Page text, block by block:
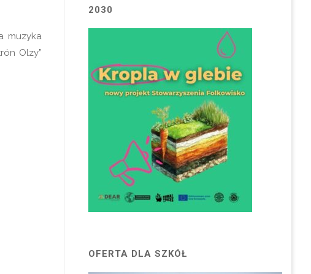
muzyka
Olzy”
2030
OFERTA DLA SZKÓŁ